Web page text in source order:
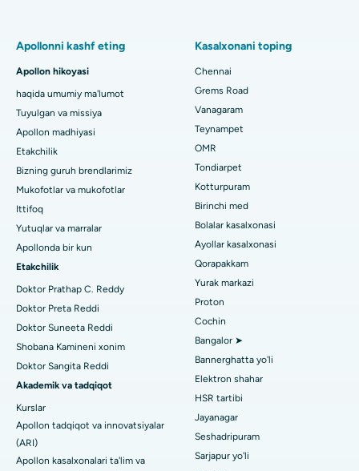
Tish shifokorini toping
Pediatrni toping
Dermatologni toping
Urologni toping
Diabetologni toping
Ginekologni toping
Umumiy shifokorni toping
Chennaydagi Thousand Lightsdagi eng yaxshi ayollar
Paschim Boragaon, Guwahati shahridagi eng yaxshi shifoxona
Chennaydagi PH Roaddagi eng yaxshi kasalxona
Chennaydagi ming chiroqlardagi eng yaxshi yurak markazi
Jubilee Hillsdagi eng yaxshi kasalxona, Haydarobod
Tondiarpet, Chennai shahridagi eng yaxshi shifoxona
Kotturpuram, Chennai shahridagi eng yaxshi shifoxona
Kovai yo'lidagi eng yaxshi kasalxona, Karur
Karapakkam, Chennaydagi eng yaxshi shifoxona
Arilova, Vizagdagi eng yaxshi shifoxona
Kanpur yo'lidagi eng yaxshi kasalxona, Laknau
Noida shtatidagi 26-sektordagi eng yaxshi shifoxona
Gandhinagar, Ahmedabaddagi eng yaxshi shifoxona
Sleeve gastrektomi
Lasik jarrohlik
Rinoplastika
liposuction
Koroner angiografiya
Transkateter Aorta valfini almashtirish
MitraClip vana ta'mirlash
Kateterni yo'q qilish
ACL rekonstruksiya jarrohligi
Orqaga elkalarni almashtirish
Endometriya ablasyonu
Apollonni kashf eting
Apollon hikoyasi
haqida umumiy ma'lumot
Tuyulgan va missiya
Apollon madhiyasi
Etakchilik
Bizning guruh brendlarimiz
Mukofotlar va mukofotlar
Ittifoq
Yutuqlar va marralar
Apollonda bir kun
Etakchilik
Doktor Prathap C. Reddy
Doktor Preta Reddi
Doktor Suneeta Reddi
Shobana Kamineni xonim
Doktor Sangita Reddi
Akademik va tadqiqot
Kurslar
Apollon tadqiqot va innovatsiyalar
(ARI)
Apollon kasalxonalari ta'lim va
Kasalxonani toping
Chennai
Grems Road
Vanagaram
Teynampet
OMR
Tondiarpet
Kotturpuram
Birinchi med
Bolalar kasalxonasi
Ayollar kasalxonasi
Qorapakkam
Yurak markazi
Proton
Cochin
Bangalor ➤
Bannerghatta yo'li
Elektron shahar
HSR tartibi
Jayanagar
Seshadripuram
Sarjapur yo'li